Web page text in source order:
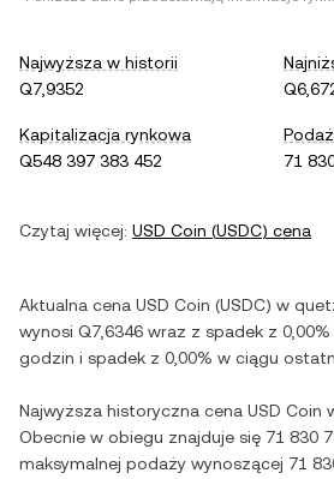
Najwyższa w historii
Q7,9352
Kapitalizacja rynkowa
Q548 397 383 452
71
Czytaj więcej: USD Coin (USDC) cena
Aktualna cena USD Coin (USDC) w
wynosi Q7,6346 wraz z spadek z 0,00%
godzin i spadek z 0,00% w ciągu
Najwyższa historyczna cena USD Coin
Obecnie w obiegu znajduje się 71 830
maksymalnej podaży wynoszącej 71